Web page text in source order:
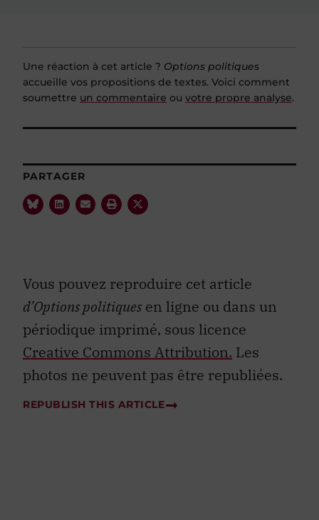
Une réaction à cet article ? Options politiques
accueille vos propositions de textes. Voici comment
soumettre un commentaire ou votre propre analyse.
PARTAGER
Vous pouvez reproduire cet article
d’Options politiques en ligne ou dans un
périodique imprimé, sous licence
Creative Commons Attribution. Les
photos ne peuvent pas être republiées.
REPUBLISH THIS ARTICLE